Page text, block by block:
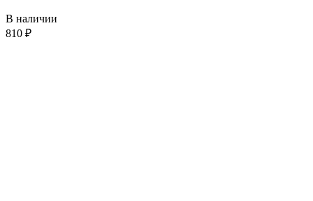
В наличии
810 ₽